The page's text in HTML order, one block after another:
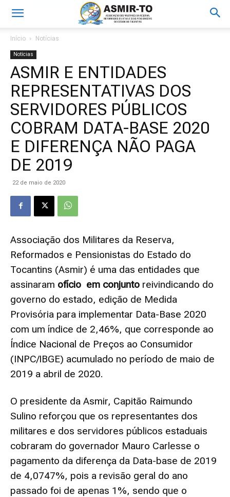
Início Notícias
Notícias
ASMIR E ENTIDADES
REPRESENTATIVAS DOS
SERVIDORES PÚBLICOS
COBRAM DATA-BASE 2020
E DIFERENÇA NÃO PAGA
DE 2019
22 de maio de 2020
Associação dos Militares da Reserva,
Reformados e Pensionistas do Estado do
Tocantins (Asmir) é uma das entidades que
assinaram ofício em conjunto reivindicando do
governo do estado, edição de Medida
Provisória para implementar Data-Base 2020
com um índice de 2,46%, que corresponde ao
Índice Nacional de Preços ao Consumidor
(INPC/IBGE) acumulado no período de maio de
2019 a abril de 2020.
O presidente da Asmir, Capitão Raimundo
Sulino reforçou que os representantes dos
militares e dos servidores públicos estaduais
cobraram do governador Mauro Carlesse o
pagamento da diferença da Data-base de 2019
de 4,0747%, pois a revisão geral do ano
passado foi de apenas 1%, sendo que o